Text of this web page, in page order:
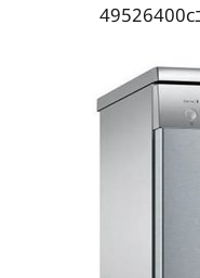
49526400c